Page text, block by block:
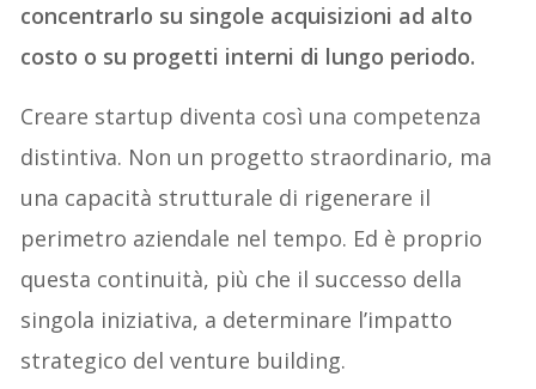
concentrarlo su singole acquisizioni ad alto
costo o su progetti interni di lungo periodo.
Creare startup diventa così una competenza
distintiva. Non un progetto straordinario, ma
una capacità strutturale di rigenerare il
perimetro aziendale nel tempo. Ed è proprio
questa continuità, più che il successo della
singola iniziativa, a determinare l’impatto
strategico del venture building.